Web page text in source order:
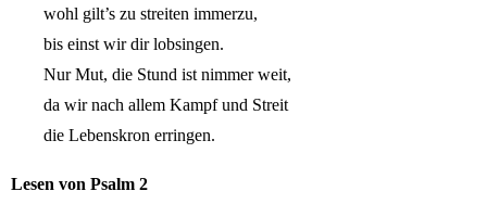
wohl gilt’s zu streiten immerzu,
bis einst wir dir lobsingen.
Nur Mut, die Stund ist nimmer weit,
da wir nach allem Kampf und Streit
die Lebenskron erringen.
Lesen von Psalm 2